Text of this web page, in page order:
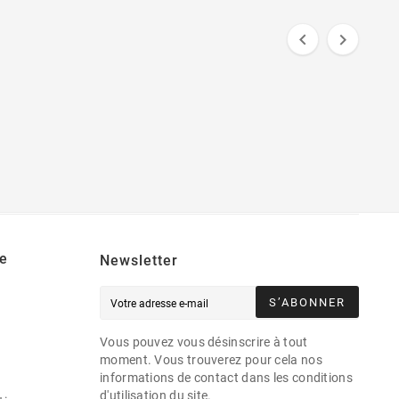
 
Newsletter
S’ABONNER
Vous pouvez vous désinscrire à tout
moment. Vous trouverez pour cela nos
informations de contact dans les conditions
d'utilisation du site.